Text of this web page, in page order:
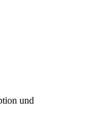
und